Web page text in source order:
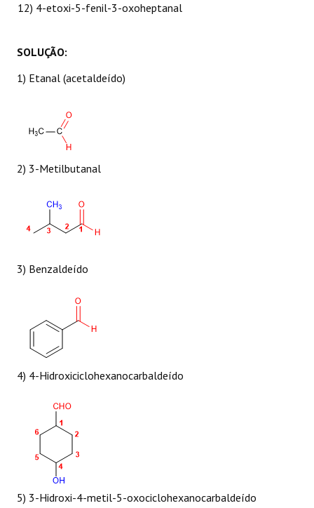
12) 4-etoxi-5-fenil-3-oxoheptanal
SOLUÇÃO:
1) Etanal (acetaldeído)
2) 3-Metilbutanal
3) Benzaldeído
4) 4-Hidroxiciclohexanocarbaldeído
5) 3-Hidroxi-4-metil-5-oxociclohexanocarbaldeído